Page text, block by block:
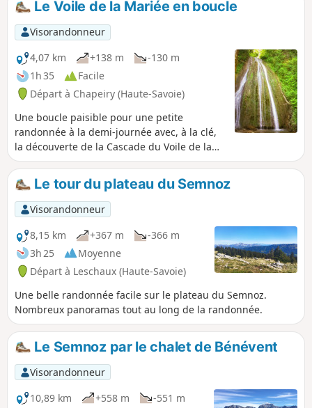
Le Voile de la Mariée en boucle
Visorandonneur
4,07 km
+138 m
-130 m
1h 35
Facile
Départ à Chapeiry (Haute-Savoie)
Une boucle paisible pour une petite
randonnée à la demi-journée avec, à la clé,
la découverte de la Cascade du Voile de la
Mariée dont le drapé peut varier en fonction
du débit du ruisseau du Nant de l'eau salée.
Le tour du plateau du Semnoz
Visorandonneur
8,15 km
+367 m
-366 m
3h 25
Moyenne
Départ à Leschaux (Haute-Savoie)
Une belle randonnée facile sur le plateau du Semnoz.
Nombreux panoramas tout au long de la randonnée.
Le Semnoz par le chalet de Bénévent
Visorandonneur
10,89 km
+558 m
-551 m